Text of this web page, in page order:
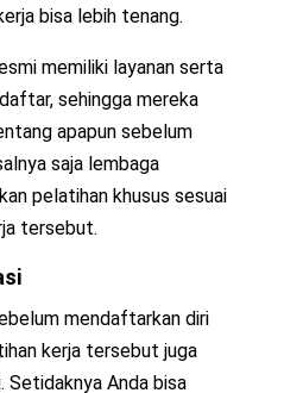
bisa lebih tenang.
memiliki layanan serta
sehingga mereka
apapun sebelum
saja lembaga
pelatihan khusus sesuai
tersebut.
mendaftarkan diri
kerja tersebut juga
Anda bisa